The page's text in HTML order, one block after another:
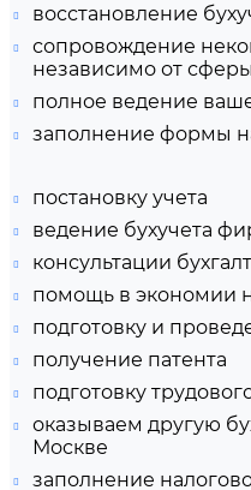
восстановление
сопровождение
независимо от
полное ведение
заполнение формы
постановку учета
ведение бухучета
консультации
помощь в экономии
подготовку и
получение патента
подготовку
оказываем другую
Москве
заполнение